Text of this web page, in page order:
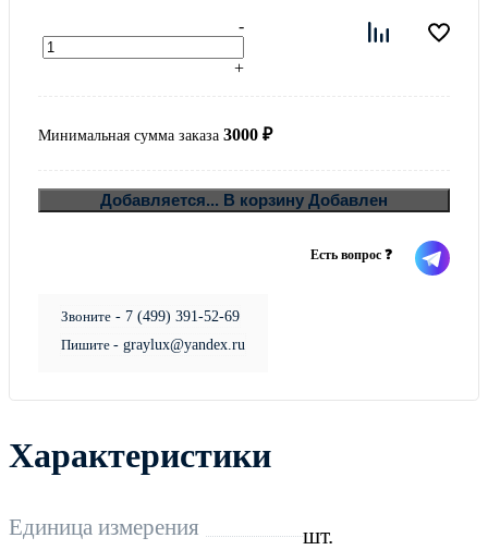
-
+
Минимальная сумма заказа 3000 ₽
Добавляется... В корзину Добавлен
Есть вопрос ❓
Звоните- 7 (499) 391-52-69
Пишите - graylux@yandex.ru
Характеристики
Единица измерения
шт.